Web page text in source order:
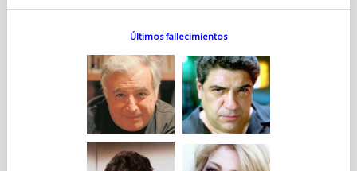
Últimos fallecimientos